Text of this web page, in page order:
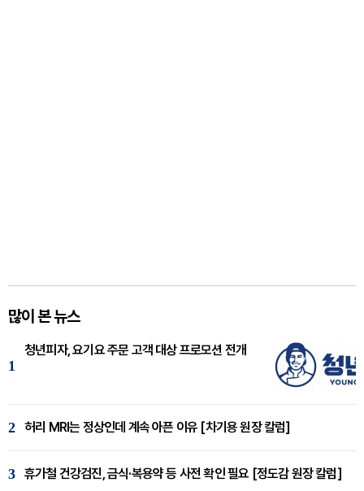
많이 본 뉴스
1
청년피자, 요기요 주문 고객 대상 프로모션 전개
2 허리 MRI는 정상인데 계속 아픈 이유 [차기용 원장 칼럼]
3 휴가철 건강검진, 금식·복용약 등 사전 확인 필요 [정도감 원장 칼럼]